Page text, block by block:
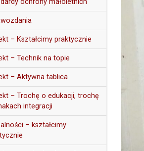
ochrony małoletnich
– Kształcimy praktycznie
– Technik na topie
– Aktywna tablica
– Trochę o edukacji, trochę
integracji
– kształcimy